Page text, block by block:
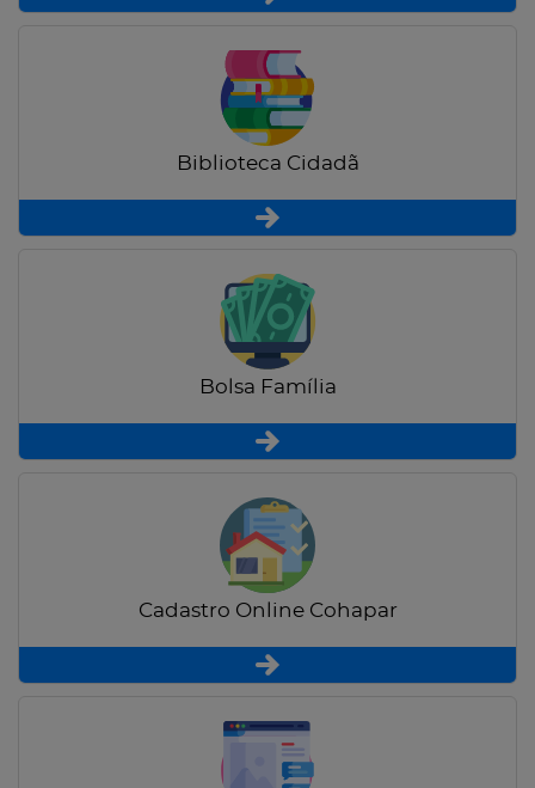
Biblioteca Cidadã
Bolsa Família
Cadastro Online Cohapar